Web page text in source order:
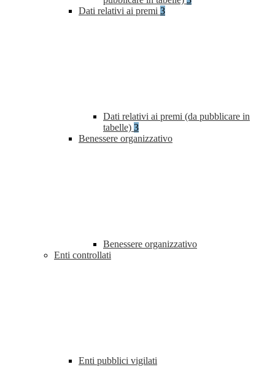
Dati relativi ai premi 3
Dati relativi ai premi (da pubblicare in
tabelle) 3
Benessere organizzativo
Benessere organizzativo
Enti controllati
Enti pubblici vigilati